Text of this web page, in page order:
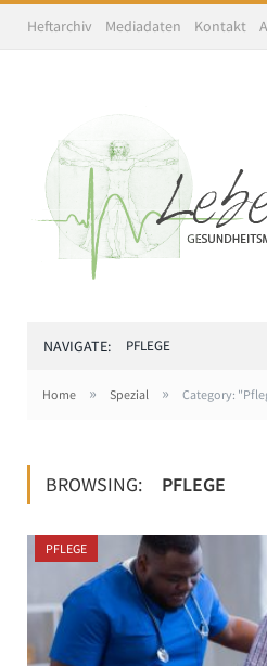
Heftarchiv Mediadaten Kontakt
NAVIGATE: PFLEGE
Home » Spezial » Category:
BROWSING: PFLEGE
PFLEGE